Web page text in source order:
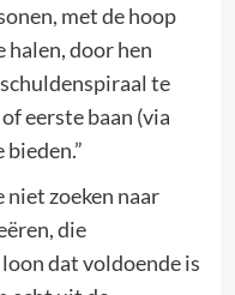
met de hoop
halen, door hen
te
eerste baan (via
niet zoeken naar
die
dat voldoende is